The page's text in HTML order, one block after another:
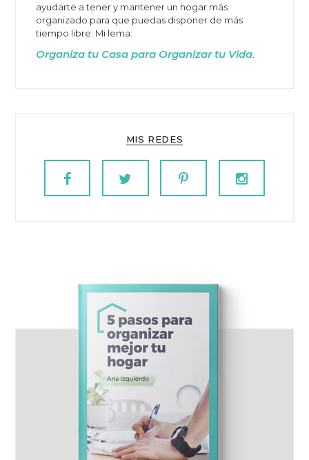
ayudarte a tener y mantener un hogar más
organizado para que puedas disponer de más
tiempo libre. Mi lema:
Organiza tu Casa para Organizar tu Vida
MIS REDES